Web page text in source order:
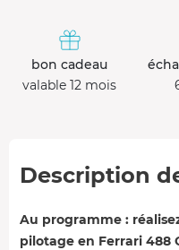
bon cadeau
valable 12 mois
Description
Au programme :
pilotage en Ferrari 488